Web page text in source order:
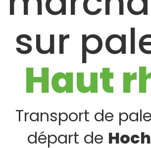
sur
Haut
Transport de
départ de